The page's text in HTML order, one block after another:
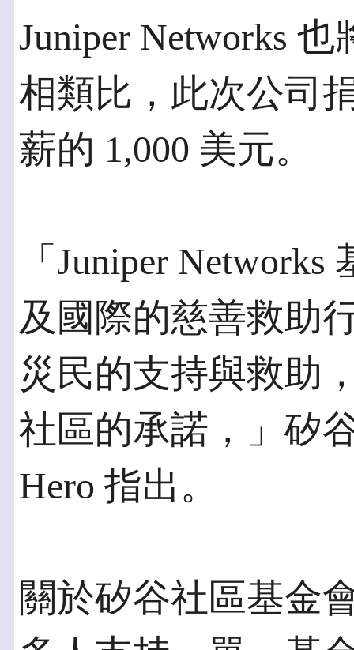
Juniper Networks
相類比，此次公司
薪的 1,000 美元。
「Juniper
及國際的慈善救助
災民的支持與救助
社區的承諾，」矽
Hero 指出。
關於矽谷社區基金